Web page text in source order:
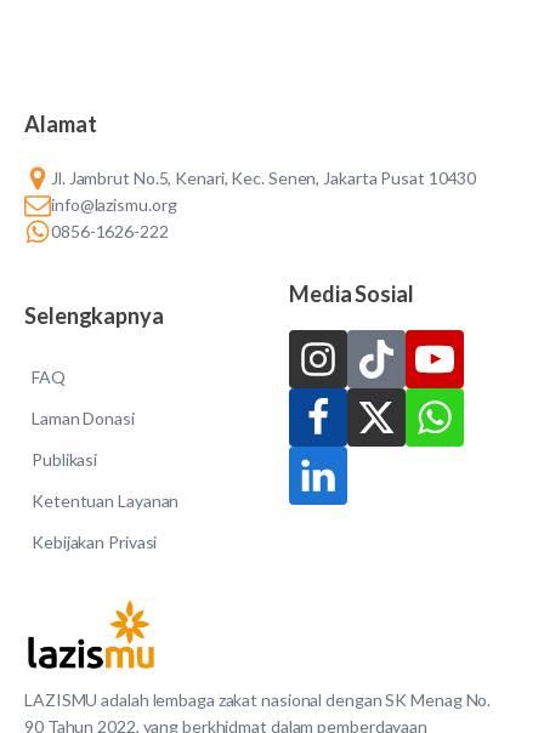
LAZISMU adalah lembaga zakat nasional dengan SK Menag No.
90 Tahun 2022, yang berkhidmat dalam pemberdayaan
Alamat
Jl. Jambrut No.5, Kenari, Kec. Senen, Jakarta Pusat 10430
info@lazismu.org
0856-1626-222
Selengkapnya
FAQ
Laman Donasi
Publikasi
Ketentuan Layanan
Kebijakan Privasi
Media Sosial